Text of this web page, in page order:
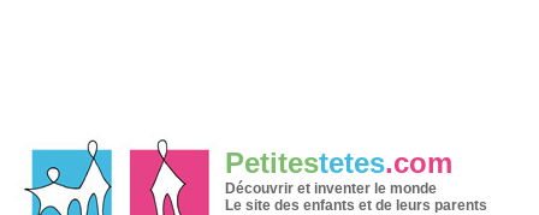
Petitestetes.com
Découvrir et inventer le monde
Le site des enfants et de leurs parents